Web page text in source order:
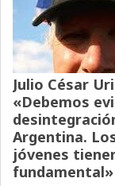
Julio César
«Debemos
Argentina.
jóvenes
fundamental»